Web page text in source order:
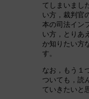
てしまいまし
い方，裁判官
本の司法イン
い方，とりあ
か知りたい方
す。
なお，もう１
ついても，読
ていきたいと